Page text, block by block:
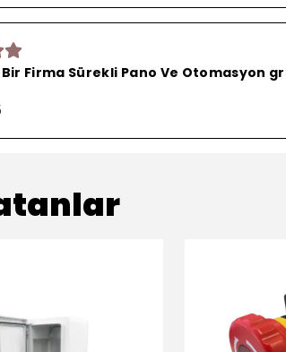
Firma Sürekli Pano Ve Otomasyon